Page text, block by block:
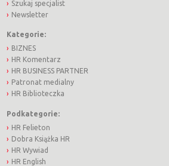
Szukaj specjalist
Newsletter
Kategorie:
BIZNES
HR Komentarz
HR BUSINESS PARTNER
Patronat medialny
HR Biblioteczka
Podkategorie:
HR Felieton
Dobra Książka HR
HR Wywiad
HR English